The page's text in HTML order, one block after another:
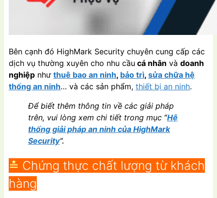
Bên cạnh đó HighMark Security chuyên cung cấp các
dịch vụ thường xuyên cho nhu cầu cá nhân và doanh
nghiệp như thuê bao an ninh, bảo trì, sửa chữa hệ
thống an ninh… và các sản phẩm, thiết bị an ninh.
Để biết thêm thông tin về các giải pháp
trên, vui lòng xem chi tiết trong mục “Hệ
thống giải pháp an ninh của HighMark
Security”.
≛ Chứng thực chất lượng từ khách
hàng